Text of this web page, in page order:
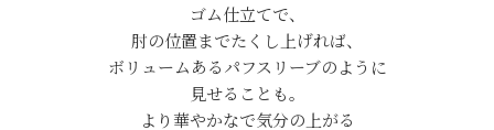
ゴム仕立てで、
肘の位置までたくし上げれば、
ボリュームあるパフスリーブのように
見せることも。
より華やかなで気分の上がる